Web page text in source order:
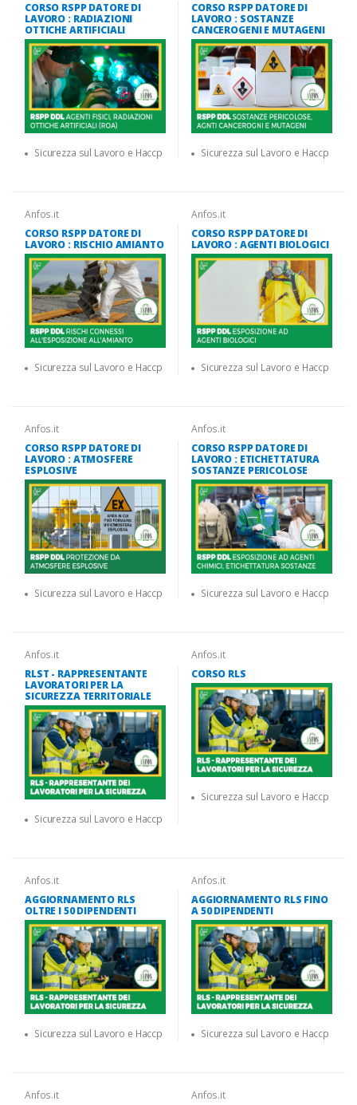
CORSO RSPP DATORE DI
LAVORO : RADIAZIONI
OTTICHE ARTIFICIALI
Sicurezza sul Lavoro e Haccp
CORSO RSPP DATORE DI
LAVORO : SOSTANZE
CANCEROGENI E MUTAGENI
Sicurezza sul Lavoro e Haccp
Anfos.it
CORSO RSPP DATORE DI
LAVORO : RISCHIO AMIANTO
Sicurezza sul Lavoro e Haccp
Anfos.it
CORSO RSPP DATORE DI
LAVORO : AGENTI BIOLOGICI
Sicurezza sul Lavoro e Haccp
Anfos.it
CORSO RSPP DATORE DI
LAVORO : ATMOSFERE
ESPLOSIVE
Sicurezza sul Lavoro e Haccp
Anfos.it
CORSO RSPP DATORE DI
LAVORO : ETICHETTATURA
SOSTANZE PERICOLOSE
Sicurezza sul Lavoro e Haccp
Anfos.it
RLST - RAPPRESENTANTE
LAVORATORI PER LA
SICUREZZA TERRITORIALE
Sicurezza sul Lavoro e Haccp
Anfos.it
CORSO RLS
Sicurezza sul Lavoro e Haccp
Anfos.it
AGGIORNAMENTO RLS
OLTRE I 50 DIPENDENTI
Sicurezza sul Lavoro e Haccp
Anfos.it
AGGIORNAMENTO RLS FINO
A 50 DIPENDENTI
Sicurezza sul Lavoro e Haccp
Anfos.it
Anfos.it